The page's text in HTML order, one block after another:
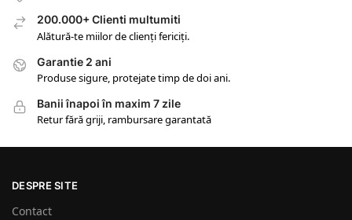
200.000+ Clienti multumiti
Alătură-te miilor de clienți fericiți.
Garantie 2 ani
Produse sigure, protejate timp de doi ani.
Banii înapoi în maxim 7 zile
Retur fără griji, rambursare garantată
DESPRE SITE
Contact